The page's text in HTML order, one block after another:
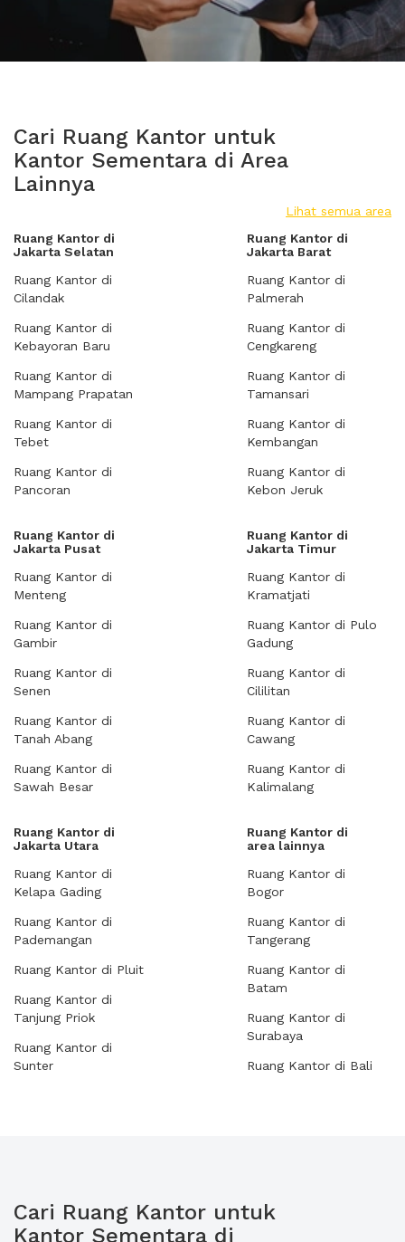
Cari Ruang Kantor untuk
Kantor Sementara di Area
Lainnya
Lihat semua area
Ruang Kantor di
Jakarta Selatan
Ruang Kantor di
Cilandak
Ruang Kantor di
Kebayoran Baru
Ruang Kantor di
Mampang Prapatan
Ruang Kantor di
Tebet
Ruang Kantor di
Pancoran
Ruang Kantor di
Jakarta Barat
Ruang Kantor di
Palmerah
Ruang Kantor di
Cengkareng
Ruang Kantor di
Tamansari
Ruang Kantor di
Kembangan
Ruang Kantor di
Kebon Jeruk
Ruang Kantor di
Jakarta Pusat
Ruang Kantor di
Menteng
Ruang Kantor di
Gambir
Ruang Kantor di
Senen
Ruang Kantor di
Tanah Abang
Ruang Kantor di
Sawah Besar
Ruang Kantor di
Jakarta Timur
Ruang Kantor di
Kramatjati
Ruang Kantor di Pulo
Gadung
Ruang Kantor di
Cililitan
Ruang Kantor di
Cawang
Ruang Kantor di
Kalimalang
Ruang Kantor di
Jakarta Utara
Ruang Kantor di
Kelapa Gading
Ruang Kantor di
Pademangan
Ruang Kantor di Pluit
Ruang Kantor di
Tanjung Priok
Ruang Kantor di
Sunter
Ruang Kantor di
area lainnya
Ruang Kantor di
Bogor
Ruang Kantor di
Tangerang
Ruang Kantor di
Batam
Ruang Kantor di
Surabaya
Ruang Kantor di Bali
Cari Ruang Kantor untuk
Kantor Sementara di